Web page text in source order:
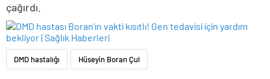
çağırdı.
DMD hastalığı Hüseyin Boran Çul